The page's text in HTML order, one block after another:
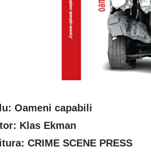
Oameni capabili
Klas Ekman
CRIME SCENE PRESS